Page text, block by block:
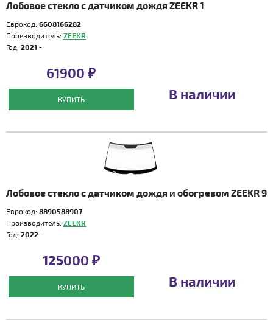
Лобовое стекло с датчиком дождя ZEEKR 1
Еврокод: 6608166282
Производитель: ZEEKR
Год: 2021 -
61900 ₽
КУПИТЬ В наличии
Лобовое стекло с датчиком дождя и обогревом ZEEKR 9
Еврокод: 8890588907
Производитель: ZEEKR
Год: 2022 -
125000 ₽
КУПИТЬ В наличии